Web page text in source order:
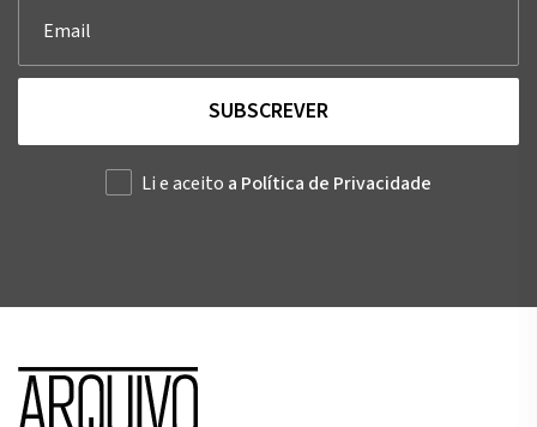
SUBSCREVER
Li e aceito a Política de Privacidade